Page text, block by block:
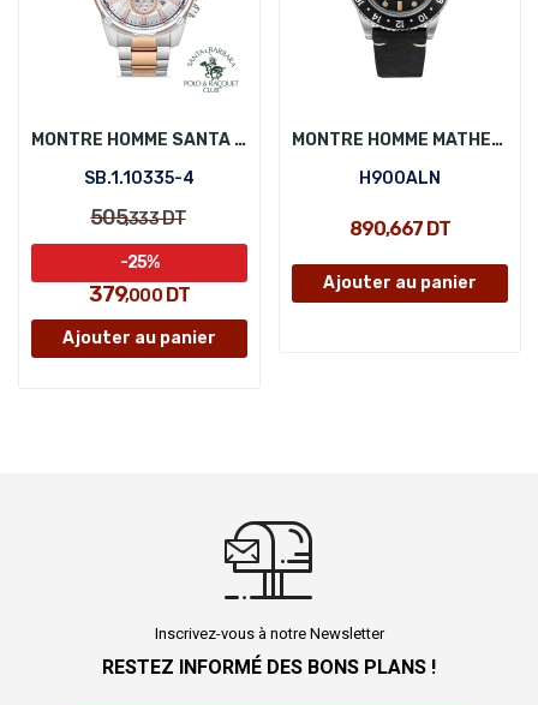
MONTRE HOMME SANTA BARBARA POLO SB.1.10335-4
SB.1.10335-4
505,333DT
379,000DT
-25%
Ajouter au panier
MONTRE HOMME MATHEY-TISSOT H900ALN
H900ALN
890,667 DT
Ajouter au panier
Inscrivez-vous à notre Newsletter
RESTEZ INFORMÉ DES BONS PLANS !